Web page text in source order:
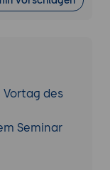
und
und
Vortag des
Seminar